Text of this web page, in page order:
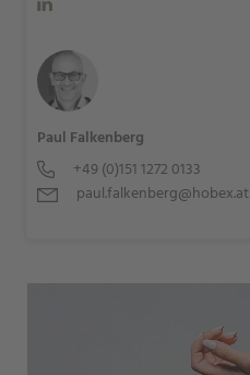
Paul Falkenberg
+49 (0)151 1272 0133
paul.falkenberg@hobex.at